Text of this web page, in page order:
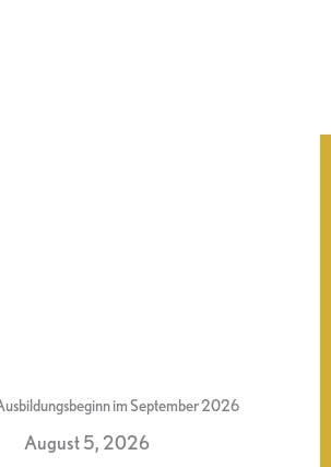
im September 2026
August 5, 2026